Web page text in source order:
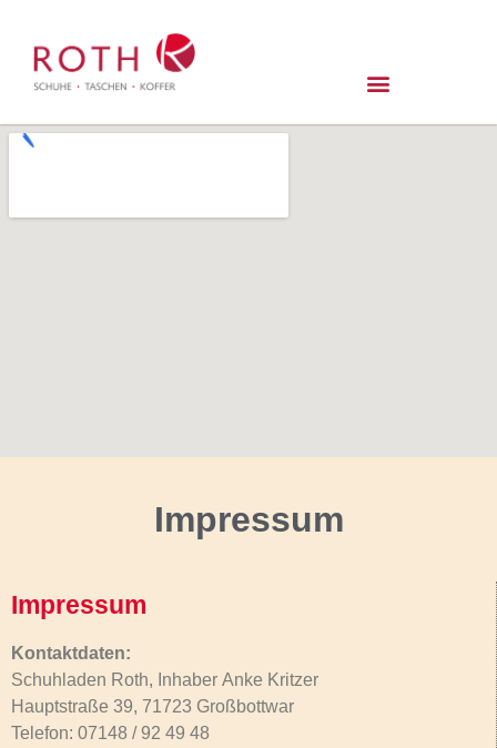
Impressum
Impressum
Kontaktdaten:
Schuhladen Roth, Inhaber Anke Kritzer
Hauptstraße 39, 71723 Großbottwar
Telefon: 07148 / 92 49 48